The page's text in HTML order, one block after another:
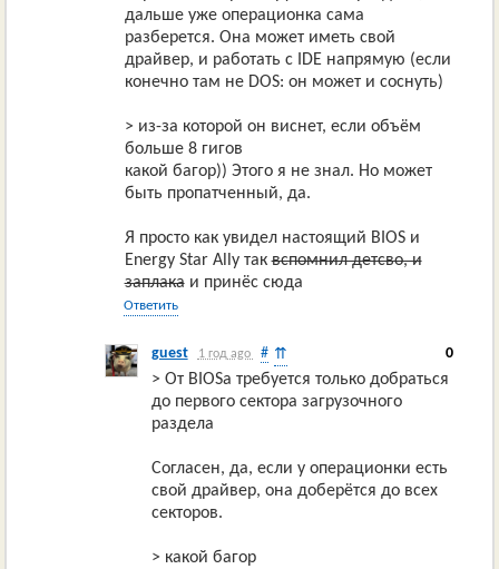
дальше уже операционка сама
разберется. Она может иметь свой
драйвер, и работать с IDE напрямую (если
конечно там не DOS: он может и соснуть)
> из-за которой он виснет, если объём
больше 8 гигов
какой багор)) Этого я не знал. Но может
быть пропатченный, да.
Я просто как увидел настоящий BIOS и
Energy Star Ally таквспомнил детсво, и
заплакаи принёс сюда
Ответить
guest 1 год ago # 0
⇈
> От BIOSа требуется только добраться
до первого сектора загрузочного
раздела
Согласен, да, если у операционки есть
свой драйвер, она доберётся до всех
секторов.
> какой багор